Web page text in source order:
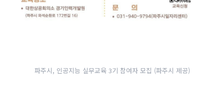
파주시, 인공지능 실무교육 3기 참여자 모집 (파주시 제공)